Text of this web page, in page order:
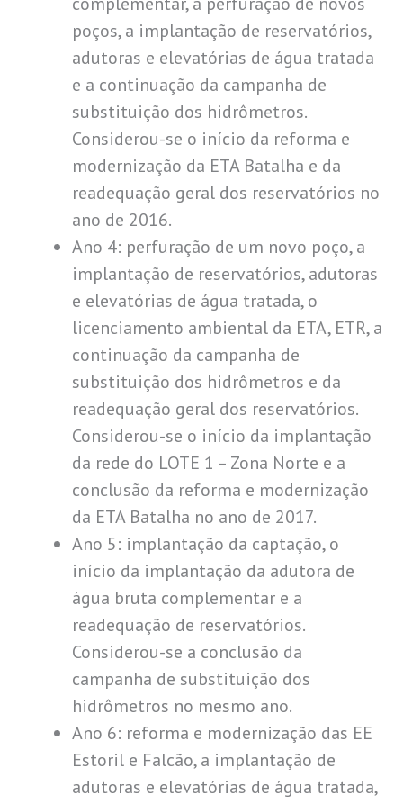
poços, a implantação de reservatórios,
adutoras e elevatórias de água tratada
e a continuação da campanha de
substituição dos hidrômetros.
Considerou-se o início da reforma e
modernização da ETA Batalha e da
readequação geral dos reservatórios no
ano de 2016.
Ano 4: perfuração de um novo poço, a
implantação de reservatórios, adutoras
e elevatórias de água tratada, o
licenciamento ambiental da ETA, ETR, a
continuação da campanha de
substituição dos hidrômetros e da
readequação geral dos reservatórios.
Considerou-se o início da implantação
da rede do LOTE 1 – Zona Norte e a
conclusão da reforma e modernização
da ETA Batalha no ano de 2017.
Ano 5: implantação da captação, o
início da implantação da adutora de
água bruta complementar e a
readequação de reservatórios.
Considerou-se a conclusão da
campanha de substituição dos
hidrômetros no mesmo ano.
Ano 6: reforma e modernização das EE
Estoril e Falcão, a implantação de
adutoras e elevatórias de água tratada,